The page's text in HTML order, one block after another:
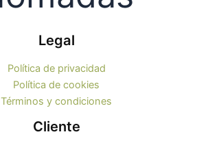
Legal
Política de privacidad
Política de cookies
Términos y condiciones
Cliente